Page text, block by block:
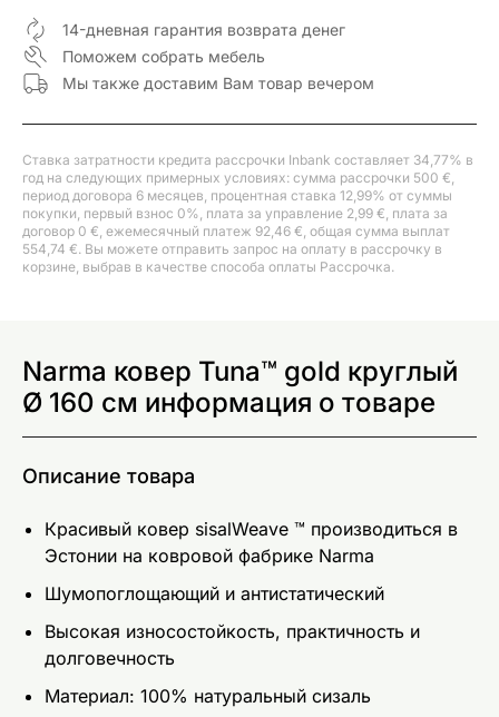
14-дневная гарантия возврата денег
Поможем собрать мебель
Мы также доставим Вам товар вечером
Ставка затратности кредита рассрочки Inbank составляет 34,77% в
год на следующих примерных условиях: сумма рассрочки 500 €,
период договора 6 месяцев, процентная ставка 12,99% от суммы
покупки, первый взнос 0%, плата за управление 2,99 €, плата за
договор 0 €, ежемесячный платеж 92,46 €, общая сумма выплат
554,74 €. Вы можете отправить запрос на оплату в рассрочку в
корзине, выбрав в качестве способа оплаты Рассрочка.
Narma ковер Tuna™ gold круглый
Ø 160 см информация о товаре
Описание товара
Красивый ковер sisalWeave ™ производиться в
Эстонии на ковровой фабрике Narma
Шумопоглощающий и антистатический
Высокая износостойкость, практичность и
долговечность
Материал: 100% натуральный сизаль